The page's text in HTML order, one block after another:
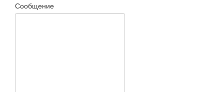
Сообщение